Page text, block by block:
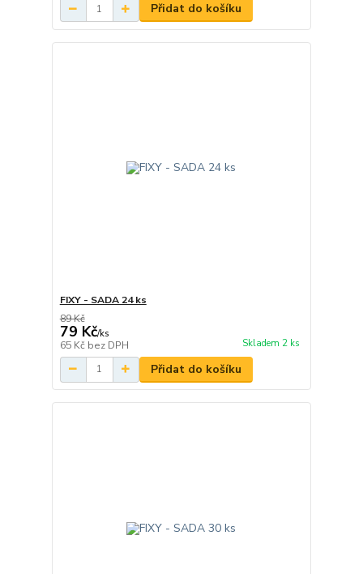
Přidat do košíku
FIXY - SADA 24 ks
89 Kč
79 Kč/ks
65 Kč bez DPH Skladem 2 ks
Přidat do košíku